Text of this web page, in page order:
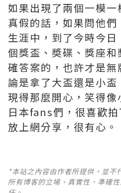
如果出現了兩個一模
真假的話，如果問他
生涯中，到了今時今
個獎盃、奬碟、獎座
確答案的，也許才是
論是拿了大盃還是小
現得那麼開心，笑得
日本fans們，很喜歡
放上網分享，很有心。
*本站之內容由作者所提供，並不
所有博客的立場、真實性、準確